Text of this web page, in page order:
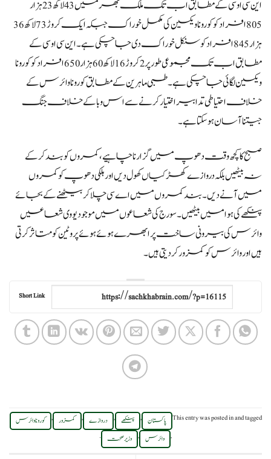
این سی او سی کے مطابق اب تک ملک بھر میں 43 لاکھ 23 ہزار
805افراد کو کورونا ویکسین کی مکمل خوراک جبکہ ایک کروڑ 73 لاکھ 36
ہزار 845 افراد کو سنکل خوراک دی جاچکی ہے۔ این سی او سی کے
مطابق اب تک مجموعی طور پر 2 کروڑ 16 لاکھ 60 ہزار 650 افراد کو کورونا
ویکسین لگائی جاچکی ہے۔ طبی ماہرین کے مطابق کورونا وائرس کے
خلاف احتیاطی تدابیراختیارکرنے سے اس وبا کے خلاف جنگ
جیتنا آسان ہوسکتا ہے۔
صبح کا کچھ وقت دھوپ میں گزارنا چاہیے، کمروں کو بند کرکے
نہ بیٹھیں بلکہ دروازے کھڑکیاں کھول دیں اور ہلکی دھوپ کو کمروں
میں آنے دیں۔ بند کمروں میں اے سی چلا کربیٹھنے کے بجائے
پنکھے کی ہوا میں بیٹھیں۔ سورج کی شعاعوں میں موجود یو وی شعاعیں
وائرس کی بیرونی ساخت پر ابھرے ہوئے ہوئے پروٹین کو متاثر کرتی
ہیں اور وائرس کو کمزور کردیتی ہیں۔
Short Link
This entry was posted inand tagged پاکستان , پنکھے , دروازے , کمزور , کورونا وائرس
, وائرس , وزیر صحت .